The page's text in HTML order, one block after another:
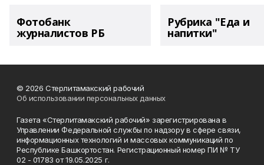
Фотобанк
журналистов РБ
Рубрика "Еда и
напитки"
© 2026 Стерлитамакский рабочий
Об использовании персональных данных
Газета «Стерлитамакский рабочий» зарегистрирована в
Управлении Федеральной службы по надзору в сфере связи,
информационных технологий и массовых коммуникаций по
Республике Башкортостан. Регистрационный номер ПИ № ТУ
02 - 01783 от 19.05.2025 г.